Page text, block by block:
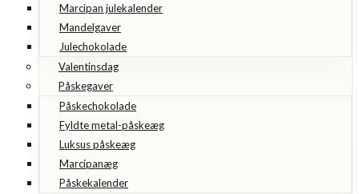
Marcipan julekalender
Mandelgaver
Julechokolade
Valentinsdag
Påskegaver
Påskechokolade
Fyldte metal-påskeæg
Luksus påskeæg
Marcipanæg
Påskekalender